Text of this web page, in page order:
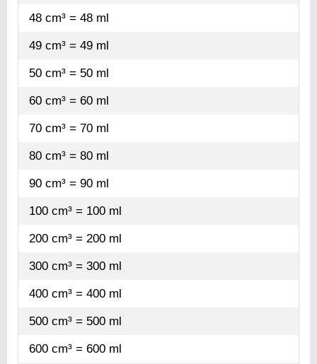
48 cm³ = 48 ml
49 cm³ = 49 ml
50 cm³ = 50 ml
60 cm³ = 60 ml
70 cm³ = 70 ml
80 cm³ = 80 ml
90 cm³ = 90 ml
100 cm³ = 100 ml
200 cm³ = 200 ml
300 cm³ = 300 ml
400 cm³ = 400 ml
500 cm³ = 500 ml
600 cm³ = 600 ml